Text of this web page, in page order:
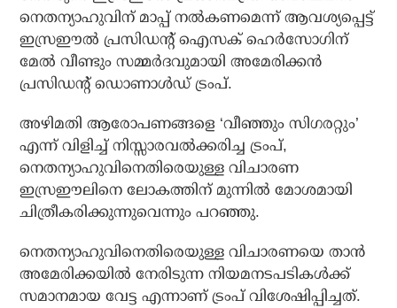
നെതന്യാഹുവിന് മാപ്പ് നല്‍കണമെന്ന് ആവശ്യപ്പെട്ട്
ഇസ്രഈല്‍ പ്രസിഡന്റ് ഐസക് ഹെര്‍സോഗിന്
മേല്‍ വീണ്ടും സമ്മര്‍ദവുമായി അമേരിക്കന്‍
പ്രസിഡന്റ് ഡൊണാള്‍ഡ് ട്രംപ്.
അഴിമതി ആരോപണങ്ങളെ ‘വീഞ്ഞും സിഗരറ്റും’
എന്ന് വിളിച്ച് നിസ്സാരവല്‍ക്കരിച്ച ട്രംപ്,
നെതന്യാഹുവിനെതിരെയുള്ള വിചാരണ
ഇസ്രഈലിനെ ലോകത്തിന് മുന്നില്‍ മോശമായി
ചിത്രീകരിക്കുന്നുവെന്നും പറഞ്ഞു.
നെതന്യാഹുവിനെതിരെയുള്ള വിചാരണയെ താന്‍
അമേരിക്കയില്‍ നേരിടുന്ന നിയമനടപടികള്‍ക്ക്
സമാനമായ വേട്ട എന്നാണ് ട്രംപ് വിശേഷിപ്പിച്ചത്.